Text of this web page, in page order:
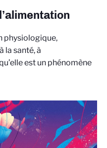
physiologique,
la santé, à
est un phénomène